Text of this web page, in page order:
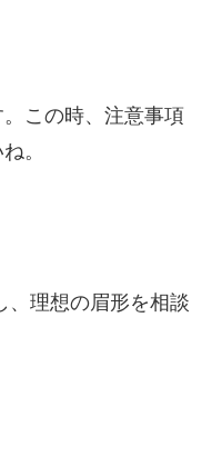
この時、注意事項
。
、理想の眉形を相談